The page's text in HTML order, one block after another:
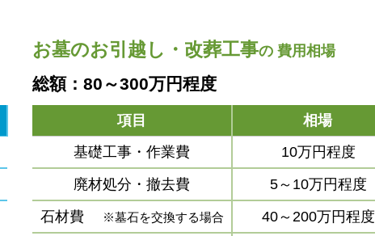
お墓のお引越し・改葬工事の 費用相場
総額：80～300万円程度
項目
相場
基礎工事・作業費
10万円程度
廃材処分・撤去費
5～10万円程度
石材費
※墓石を交換する場合
40～200万円程度